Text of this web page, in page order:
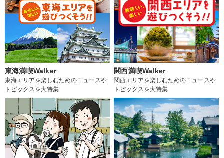
東海満喫Walker
東海エリアを楽しむためのニュースや
トピックスを大特集
関西満喫Walker
関西エリアを楽しむためのニュースや
トピックスを大特集